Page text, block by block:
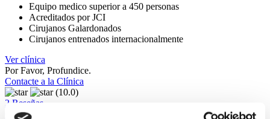
Equipo medico superior a 450 personas
Acreditados por JCI
Cirujanos Galardonados
Cirujanos entrenados internacionalmente
Ver clínica
Por Favor, Profundice.
Contacte a la Clínica
(10.0)
2 Reseñas
Contacte a la Clínica